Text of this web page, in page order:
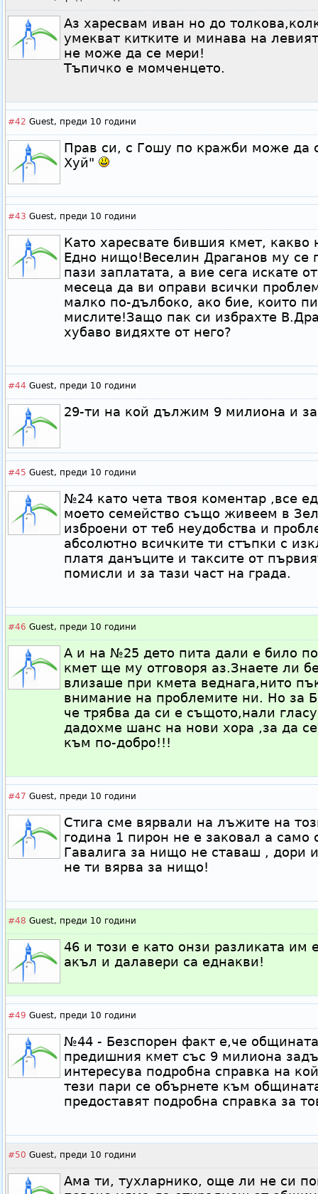
Аз харесвам иван но до
умекват китките и минава на
не може да се мери!
Тъпичко е момченцето.
#42 Guest, преди 10 години
Прав си, с Гошу по кражби може да
Хуй"
#43 Guest, преди 10 години
Като харесвате бившия кмет, какво
Едно нищо!Веселин Драганов му се
пази заплатата, а вие сега искате
месеца да ви оправи всички
малко по-дълбоко, ако бие, които
мислите!Защо пак си избрахте
хубаво видяхте от него?
#44 Guest, преди 10 години
29-ти на кой дължим 9 милиона и за
#45 Guest, преди 10 години
№24 като чета твоя коментар ,все
моето семейство също живеем в
изброени от теб неудобства и
абсолютно всичките ти стъпки с
платя данъците и таксите от
помисли и за тази част на града.
#46 Guest, преди 10 години
А и на №25 дето пита дали е било
кмет ще му отговоря аз.Знаете ли
влизаше при кмета веднага,нито
внимание на проблемите ни. Но за
че трябва да си е същото,нали
дадохме шанс на нови хора ,за да
към по-добро!!!
#47 Guest, преди 10 години
Стига сме вярвали на лъжите на
година 1 пирон не е заковал а
Гавалига за нищо не ставаш , дори
не ти вярва за нищо!
#48 Guest, преди 10 години
46 и този е като онзи разликата им
акъл и далавери са еднакви!
#49 Guest, преди 10 години
№44 - Безспорен факт е,че
предишния кмет със 9 милиона
интересува подробна справка на
тези пари се обърнете към
предоставят подробна справка за
#50 Guest, преди 10 години
Ама ти, тухларнико, още ли не си